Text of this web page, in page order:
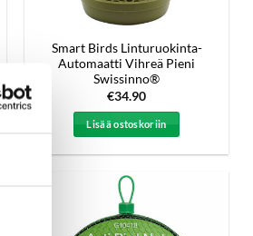
Smart Birds Linturuokinta-
Automaatti Vihreä Pieni
Swissinno®
€34.90
Lisää ostoskoriin